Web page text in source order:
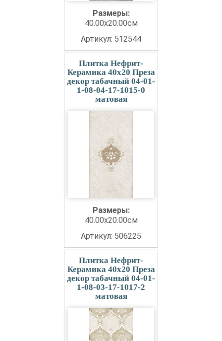
Размеры:
40.00x20.00см
Артикул: 512544
Плитка Нефрит-
Керамика 40x20 Преза
декор табачный 04-01-
1-08-04-17-1015-0
матовая
Размеры:
40.00x20.00см
Артикул: 506225
Плитка Нефрит-
Керамика 40x20 Преза
декор табачный 04-01-
1-08-03-17-1017-2
матовая